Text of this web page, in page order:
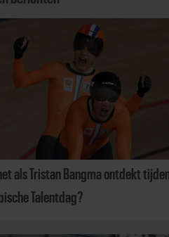
als Tristan Bangma ontdekt
Talentdag?